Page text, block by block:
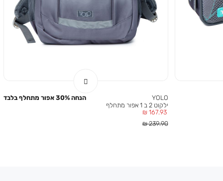
YOLO
הנחה 30% אפור מתחלף בלבד
ילקוט 2 ב 1 אפור מתחלף
מחיר
מוצר
167.93 ₪
מחיר
239.90 ₪